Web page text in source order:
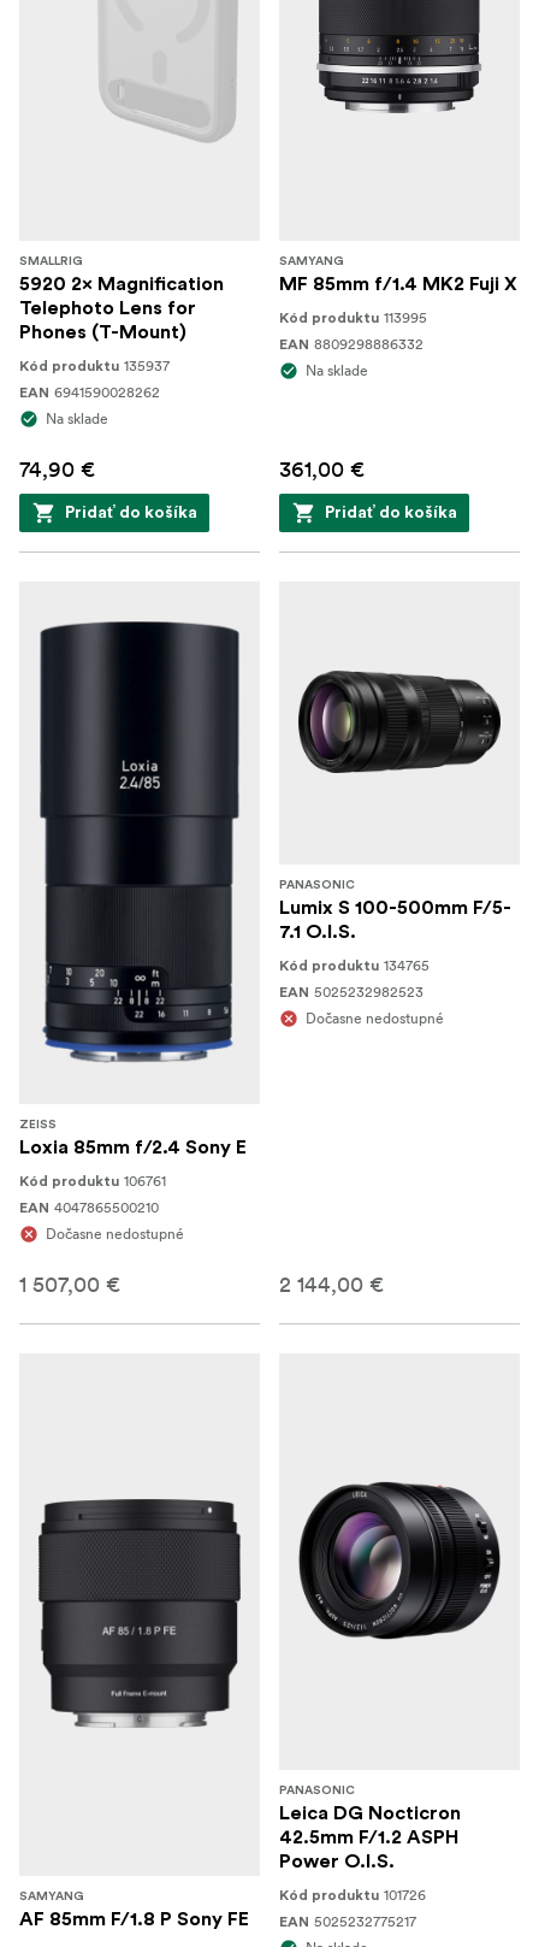
SMALLRIG
5920 2× Magnification
Telephoto Lens for
Phones (T-Mount)
Kód produktu 135937
EAN 6941590028262
Na sklade
74,90 €
Pridať do košíka
SAMYANG
MF 85mm f/1.4 MK2 Fuji X
Kód produktu 113995
EAN 8809298886332
Na sklade
361,00 €
Pridať do košíka
ZEISS
Loxia 85mm f/2.4 Sony E
Kód produktu 106761
EAN 4047865500210
Dočasne nedostupné
1 507,00 €
PANASONIC
Lumix S 100-500mm F/5-
7.1 O.I.S.
Kód produktu 134765
EAN 5025232982523
Dočasne nedostupné
2 144,00 €
SAMYANG
AF 85mm F/1.8 P Sony FE
PANASONIC
Leica DG Nocticron
42.5mm F/1.2 ASPH
Power O.I.S.
Kód produktu 101726
EAN 5025232775217